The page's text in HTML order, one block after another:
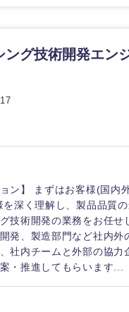
ング技術開発エン
ン】 まずはお客様(国内
深く理解し、製品品質
技術開発の業務をお任せ
発、製造部門など社内外
社内チームと外部の協力
・推進してもらいます...